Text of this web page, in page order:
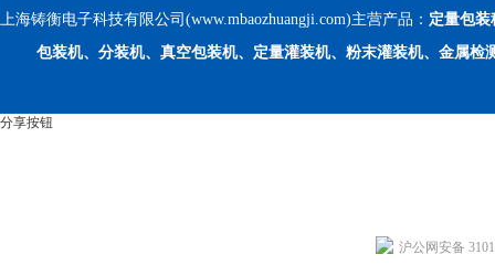
上海铸衡电子科技有限公司(www.mbaozhuangji.com)主营产品： 定量包装
包装机、分装机、真空包装机、定量灌装机、粉末灌装机、金属检
分享按钮
沪公网安备